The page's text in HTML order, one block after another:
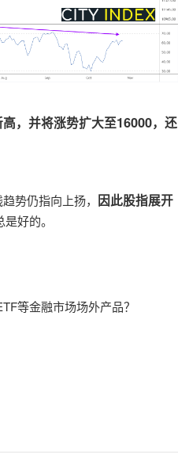
，并将涨势扩大至16000，还
势仍指向上扬， 因此股指展开
好的。
等金融市场场外产品？